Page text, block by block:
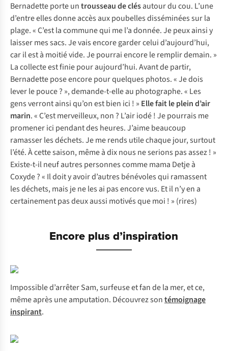
Bernadette porte untrousseau de clésautour du cou. L’une
d’entre elles donne accès aux poubelles disséminées sur la
plage. « C’est la commune qui me l’a donnée. Je peux ainsi y
laisser mes sacs. Je vais encore garder celui d’aujourd’hui,
car il est à moitié vide. Je pourrai encore le remplir demain. »
La collecte est finie pour aujourd’hui. Avant de partir,
Bernadette pose encore pour quelques photos. « Je dois
lever le pouce ? », demande-t-elle au photographe. « Les
gens verront ainsi qu’on est bien ici ! » Elle fait le plein d’air
marin. « C’est merveilleux, non ? L’air iodé ! Je pourrais me
promener ici pendant des heures. J’aime beaucoup
ramasser les déchets. Je me rends utile chaque jour, surtout
l’été. À cette saison, même à dix nous ne serions pas assez ! »
Existe-t-il neuf autres personnes comme mama Detje à
Coxyde ? « Il doit y avoir d’autres bénévoles qui ramassent
les déchets, mais je ne les ai pas encore vus. Et il n’y en a
certainement pas deux aussi motivés que moi ! » (rires)
Encore plus d’inspiration
Impossible d’arrêter Sam, surfeuse et fan de la mer, et ce,
même après une amputation. Découvrez sontémoignage
inspirant.